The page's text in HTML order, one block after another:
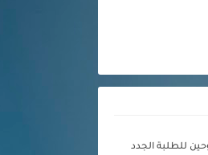
للطلبة الجدد